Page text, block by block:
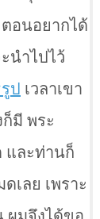
อนอยากได้
นำไปไว้
ป เวลาเขา
มี พระ
และท่านก็
เลย เพราะ